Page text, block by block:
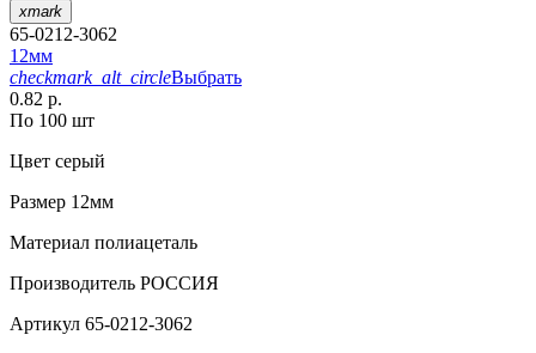
xmark
65-0212-3062
12мм
checkmark_alt_circleВыбрать
0.82 р.
По 100 шт
Цвет серый
Размер 12мм
Материал полиацеталь
Производитель РОССИЯ
Артикул 65-0212-3062